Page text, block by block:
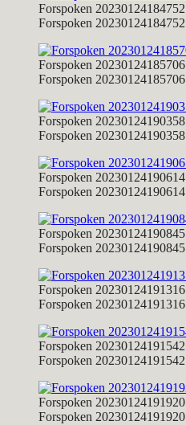
Forspoken 20230124184752
Forspoken 20230124184752
Forspoken 20230124185706
Forspoken 20230124185706
Forspoken 20230124190358
Forspoken 20230124190358
Forspoken 20230124190614
Forspoken 20230124190614
Forspoken 20230124190845
Forspoken 20230124190845
Forspoken 20230124191316
Forspoken 20230124191316
Forspoken 20230124191542
Forspoken 20230124191542
Forspoken 20230124191920
Forspoken 20230124191920